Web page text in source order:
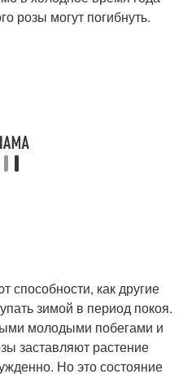
розы могут погибнуть.
как другие
зимой в период покоя.
молодыми побегами и
заставляют растение
Но это состояние